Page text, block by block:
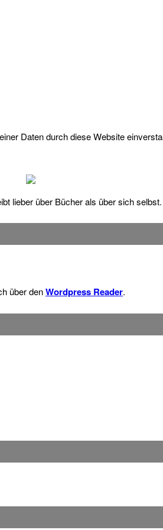
Daten durch diese Website
lieber über Bücher als über sich selbst.
über denWordpress Reader.